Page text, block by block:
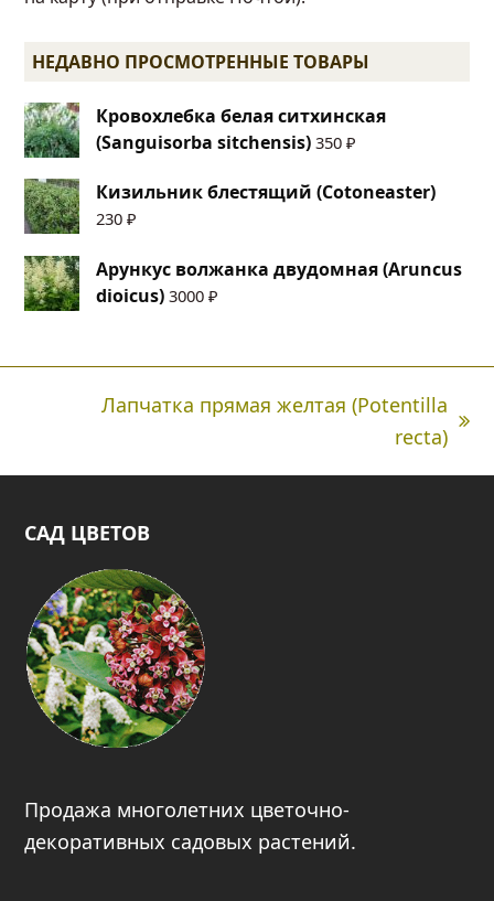
НЕДАВНО ПРОСМОТРЕННЫЕ ТОВАРЫ
Кровохлебка белая ситхинская
(Sanguisorba sitchensis) 350₽
Кизильник блестящий (Cotoneaster)
230₽
Арункус волжанка двудомная (Aruncus
dioicus) 3000₽
Лапчатка прямая желтая (Potentilla
recta)
САД ЦВЕТОВ
Продажа многолетних цветочно-
декоративных садовых растений.